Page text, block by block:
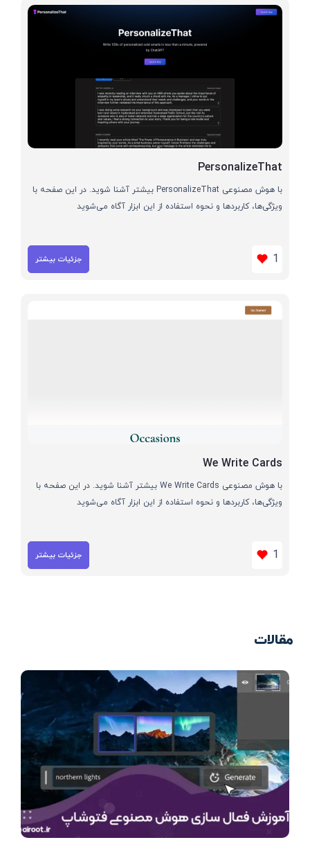
PersonalizeThat
با هوش مصنوعی PersonalizeThat بیشتر آشنا شوید. در این صفحه با
ویژگی‌ها، کاربردها و نحوه استفاده از این ابزار آگاه می‌شوید
1 جزئیات بیشتر
We Write Cards
با هوش مصنوعی We Write Cards بیشتر آشنا شوید. در این صفحه با
ویژگی‌ها، کاربردها و نحوه استفاده از این ابزار آگاه می‌شوید
1 جزئیات بیشتر
مقالات